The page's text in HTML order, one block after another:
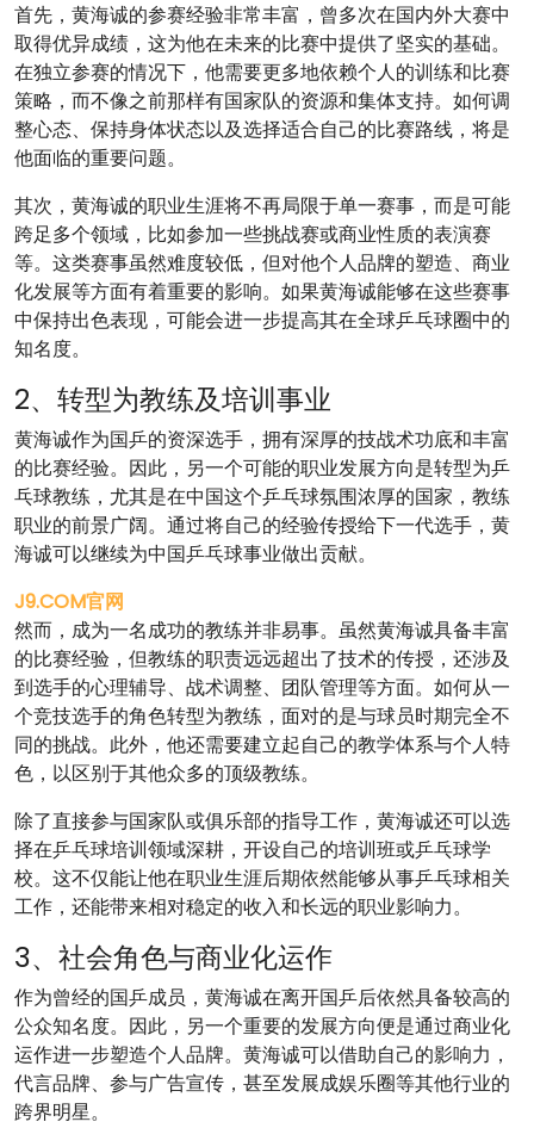
首先，黄海诚的参赛经验非常丰富，曾多次在国内外大赛中
取得优异成绩，这为他在未来的比赛中提供了坚实的基础。
在独立参赛的情况下，他需要更多地依赖个人的训练和比赛
策略，而不像之前那样有国家队的资源和集体支持。如何调
整心态、保持身体状态以及选择适合自己的比赛路线，将是
他面临的重要问题。
其次，黄海诚的职业生涯将不再局限于单一赛事，而是可能
跨足多个领域，比如参加一些挑战赛或商业性质的表演赛
等。这类赛事虽然难度较低，但对他个人品牌的塑造、商业
化发展等方面有着重要的影响。如果黄海诚能够在这些赛事
中保持出色表现，可能会进一步提高其在全球乒乓球圈中的
知名度。
2、转型为教练及培训事业
黄海诚作为国乒的资深选手，拥有深厚的技战术功底和丰富
的比赛经验。因此，另一个可能的职业发展方向是转型为乒
乓球教练，尤其是在中国这个乒乓球氛围浓厚的国家，教练
职业的前景广阔。通过将自己的经验传授给下一代选手，黄
海诚可以继续为中国乒乓球事业做出贡献。
J9.COM官网
然而，成为一名成功的教练并非易事。虽然黄海诚具备丰富
的比赛经验，但教练的职责远远超出了技术的传授，还涉及
到选手的心理辅导、战术调整、团队管理等方面。如何从一
个竞技选手的角色转型为教练，面对的是与球员时期完全不
同的挑战。此外，他还需要建立起自己的教学体系与个人特
色，以区别于其他众多的顶级教练。
除了直接参与国家队或俱乐部的指导工作，黄海诚还可以选
择在乒乓球培训领域深耕，开设自己的培训班或乒乓球学
校。这不仅能让他在职业生涯后期依然能够从事乒乓球相关
工作，还能带来相对稳定的收入和长远的职业影响力。
3、社会角色与商业化运作
作为曾经的国乒成员，黄海诚在离开国乒后依然具备较高的
公众知名度。因此，另一个重要的发展方向便是通过商业化
运作进一步塑造个人品牌。黄海诚可以借助自己的影响力，
代言品牌、参与广告宣传，甚至发展成娱乐圈等其他行业的
跨界明星。